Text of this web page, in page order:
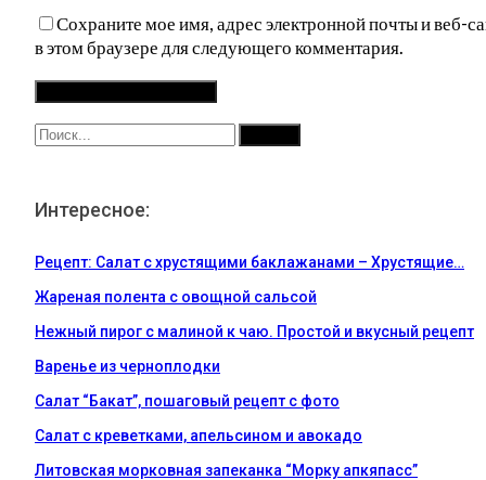
Сохраните мое имя, адрес электронной почты и веб-
в этом браузере для следующего комментария.
Интересное:
Рецепт: Салат с хрустящими баклажанами – Хрустящие…
Жареная полента с овощной сальсой
Нежный пирог с малиной к чаю. Простой и вкусный рецепт
Варенье из черноплодки
Салат “Бакат”, пошаговый рецепт с фото
Салат с креветками, апельсином и авокадо
Литовская морковная запеканка “Морку апкяпасс”